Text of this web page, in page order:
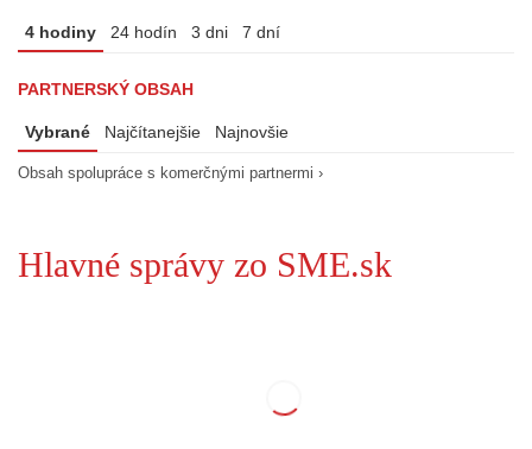
4 hodiny 24 hodín 3 dni 7 dní
PARTNERSKÝ OBSAH
Vybrané Najčítanejšie Najnovšie
Obsah spolupráce s komerčnými partnermi ›
Hlavné správy zo SME.sk